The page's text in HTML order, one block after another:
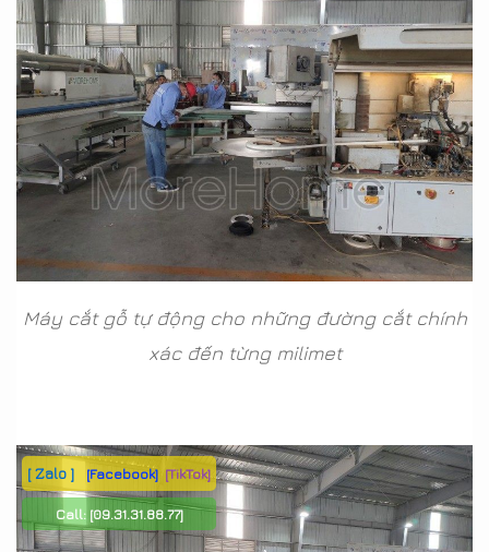
Máy cắt gỗ tự động cho những đường cắt chính
xác đến từng milimet
[ Zalo ] [Facebook] [TikTok]
Call: [09.31.31.88.77]